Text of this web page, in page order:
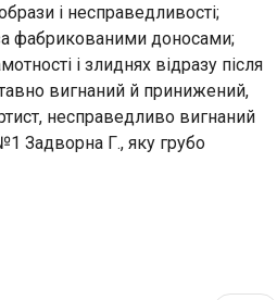
і несправедливості;
фабрикованими доносами;
і злиднях відразу після
вигнаний й принижений,
несправедливо вигнаний
Задворна Г., яку грубо